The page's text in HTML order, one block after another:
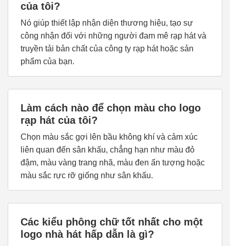
của tôi?
Nó giúp thiết lập nhận diện thương hiệu, tạo sự
công nhận đối với những người đam mê rạp hát và
truyền tải bản chất của công ty rạp hát hoặc sản
phẩm của bạn.
Làm cách nào để chọn màu cho logo
rạp hát của tôi?
Chọn màu sắc gợi lên bầu không khí và cảm xúc
liên quan đến sân khấu, chẳng hạn như màu đỏ
đậm, màu vàng trang nhã, màu đen ấn tượng hoặc
màu sắc rực rỡ giống như sân khấu.
Các kiểu phông chữ tốt nhất cho một
logo nhà hát hấp dẫn là gì?